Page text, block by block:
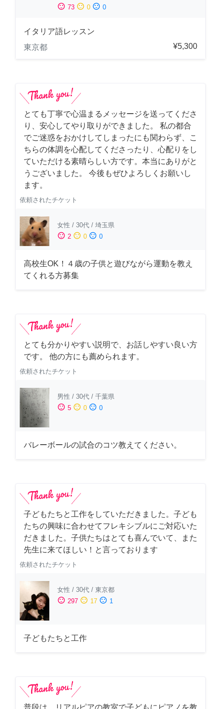
sentiment_satisfied 73 sentiment_neutral 0 sentiment_dissatisfied 0
イタリア語レッスン
東京都
¥5,300
とても丁寧で心温まるメッセージを送ってくださ
り、安心してやり取りができました。 私の都合
でご迷惑をおかけしてしまったにも関わらず、こ
ちらの体調を心配してくださったり、心配りをし
ていただける素晴らしい方です。本当にありがと
うございました。 今後もぜひよろしくお願いし
ます。
依頼されたチケット
女性 / 30代 / 埼玉県
sentiment_satisfied 2 sentiment_neutral 0 sentiment_dissatisfied 0
高校生OK！４歳の子供と遊びながら運動を教え
てくれる方募集
とても分かりやすい説明で、お話しやすい良い方
です。 他の方にも薦められます。
依頼されたチケット
男性 / 30代 / 千葉県
sentiment_satisfied 5 sentiment_neutral 0 sentiment_dissatisfied 0
バレーボールの試合のコツ教えてください。
子どもたちと工作をしていただきました。子ども
たちの興味に合わせてフレキシブルにご対応いた
だきました。子供たちはとても喜んでいて、また
先生に来てほしい！と言っております
依頼されたチケット
女性 / 30代 / 東京都
sentiment_satisfied 297 sentiment_neutral 17 sentiment_dissatisfied 1
子どもたちと工作
普段は、リアルピアの教室で子どもにピアノを教